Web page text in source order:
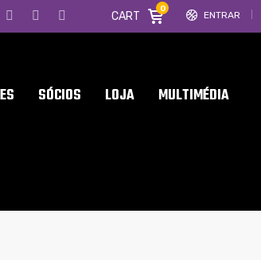
ENTRAR
CART
0
SÓCIOS LOJA MULTIMÉDIA